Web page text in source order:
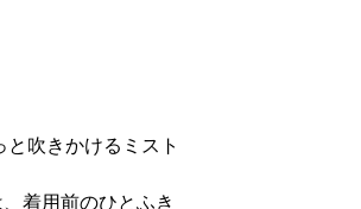
吹きかけるミスト
着用前のひとふき